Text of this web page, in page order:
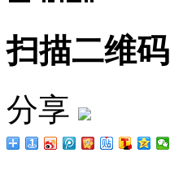
扫描二维码
分享